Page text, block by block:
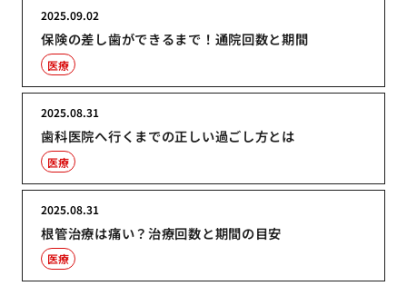
保険の差し歯ができるまで！通院回数と期間
2025.09.02
医療
歯科医院へ行くまでの正しい過ごし方とは
2025.08.31
医療
根管治療は痛い？治療回数と期間の目安
2025.08.31
医療